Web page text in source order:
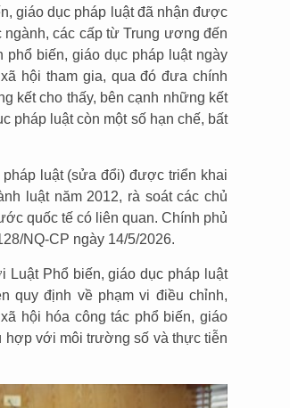
giáo dục pháp luật đã nhận được
các cấp từ Trung ương đến
biến, giáo dục pháp luật ngày
hội tham gia, qua đó đưa chính
kết cho thấy, bên cạnh những kết
pháp luật còn một số hạn chế, bất
luật (sửa đổi) được triển khai
luật năm 2012, rà soát các chủ
quốc tế có liên quan. Chính phủ
NQ-CP ngày 14/5/2026.
Luật Phổ biến, giáo dục pháp luật
quy định về phạm vi điều chỉnh,
hội hóa công tác phổ biến, giáo
hợp với môi trường số và thực tiễn